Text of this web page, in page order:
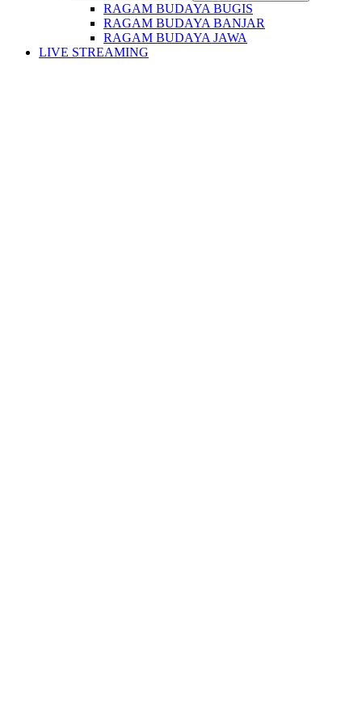
RAGAM BUDAYA BUGIS
RAGAM BUDAYA BANJAR
RAGAM BUDAYA JAWA
LIVE STREAMING